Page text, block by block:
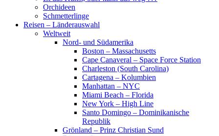
Orchideen
Schmetterlinge
Reisen – Länderauswahl
Weltweit
Nord- und Südamerika
Boston – Massachusetts
Cape Canaveral – Space Force Station
Charleston (South Carolina)
Cartagena – Kolumbien
Manhattan – NYC
Miami Beach – Florida
New York – High Line
Santo Domingo – Dominikanische
Republik
Grönland – Prinz Christian Sund